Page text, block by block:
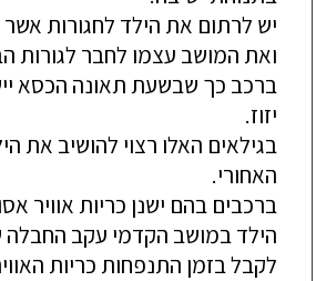
יש לרתום את הילד לחגורות
ואת המושב עצמו לחבר לגורות
ברכב כך שבשעת תאונה הכסא
יזוז.
בגילאים האלו רצוי להושיב את
האחורי.
ברכבים בהם ישנן כריות אוויר
הילד במושב הקדמי עקב החבלה
לקבל בזמן התנפחות כריות